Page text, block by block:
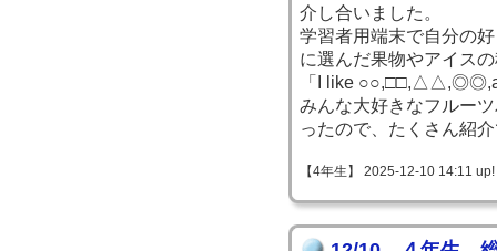
介し合いました。
学習者用端末で自分の
に選んだ果物やアイス
「I like
みんな大好きなフルー
ったので、たくさん紹
【4年生】 2025-12-10 14:11 up!